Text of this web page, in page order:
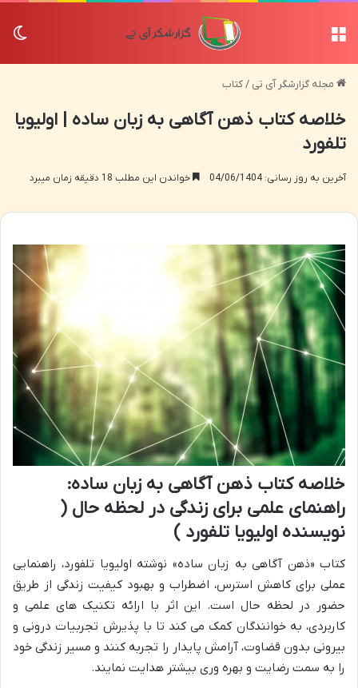
مجله گزارشگر آی تی /کتاب
خلاصه کتاب ذهن آگاهی به زبان ساده | اولیویا
تلفورد
آخرین به روز رسانی: 04/06/1404 خواندن این مطلب 18 دقیقه زمان میبرد
خلاصه کتاب ذهن آگاهی به زبان ساده:
راهنمای علمی برای زندگی در لحظه حال (
نویسنده اولیویا تلفورد )
کتاب «ذهن آگاهی به زبان ساده» نوشته اولیویا تلفورد، راهنمایی
عملی برای کاهش استرس، اضطراب و بهبود کیفیت زندگی از طریق
حضور در لحظه حال است. این اثر با ارائه تکنیک های علمی و
کاربردی، به خوانندگان کمک می کند تا با پذیرش تجربیات درونی و
بیرونی بدون قضاوت، آرامش پایدار را تجربه کنند و مسیر زندگی خود
را به سمت رضایت و بهره وری بیشتر هدایت نمایند.